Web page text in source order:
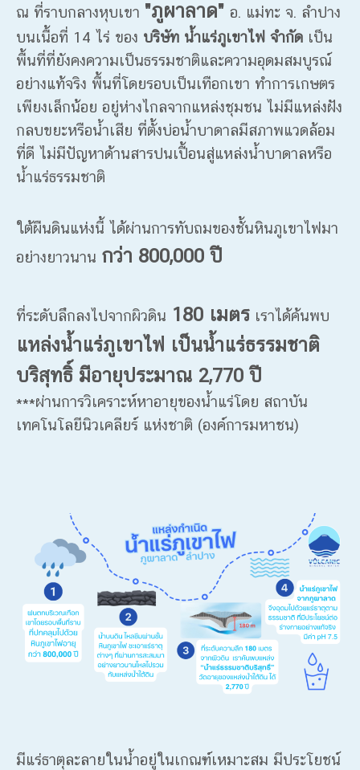
ณ ที่ราบกลางหุบเขา "ภูผาลาด" อ. แม่ทะ จ. ลำปาง
บนเนื้อที่ 14 ไร่ ของ บริษัท น้ำแร่ภูเขาไฟ จำกัด เป็น
พื้นที่ที่ยังคงความเป็นธรรมชาติและความอุดมสมบูรณ์
อย่างแท้จริง พื้นที่โดยรอบเป็นเทือกเขา ทำการเกษตร
เพียงเล็กน้อย อยู่ห่างไกลจากแหล่งชุมชน ไม่มีแหล่งฝัง
กลบขยะหรือน้ำเสีย ที่ตั้งบ่อน้ำบาดาลมีสภาพแวดล้อม
ที่ดี ไม่มีปัญหาด้านสารปนเปื้อนสู่แหล่งน้ำบาดาลหรือ
น้ำแร่ธรรมชาติ
ใต้ผืนดินแห่งนี้ ได้ผ่านการทับถมของชั้นหินภูเขาไฟมา
อย่างยาวนาน กว่า 800,000 ปี
ที่ระดับลึกลงไปจากผิวดิน 180 เมตร เราได้ค้นพบ
แหล่งน้ำแร่ภูเขาไฟ เป็นน้ำแร่ธรรมชาติ
บริสุทธิ์ มีอายุประมาณ 2,770 ปี
***ผ่านการวิเคราะห์หาอายุของน้ำแร่โดย สถาบัน
เทคโนโลยีนิวเคลียร์ แห่งชาติ (องค์การมหาชน)
มีแร่ธาตุละลายในน้ำอยู่ในเกณฑ์เหมาะสม มีประโยชน์